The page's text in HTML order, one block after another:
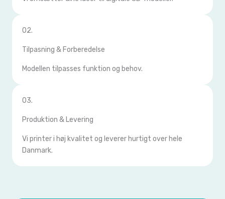
02.
Tilpasning & Forberedelse
Modellen tilpasses funktion og behov.
03.
Produktion & Levering
Vi printer i høj kvalitet og leverer hurtigt over hele
Danmark.